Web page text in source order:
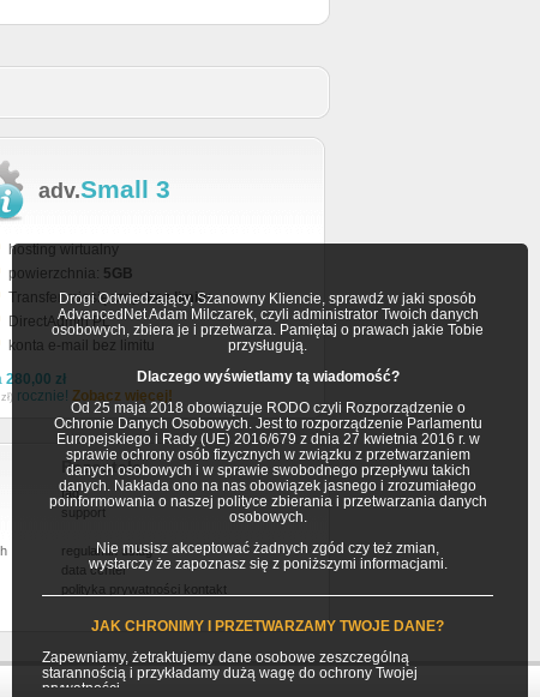
Drogi Odwiedzający, Szanowny Kliencie, sprawdź w jaki sposób
AdvancedNet Adam Milczarek, czyli administrator Twoich danych
osobowych, zbiera je i przetwarza. Pamiętaj o prawach jakie Tobie
przysługują.
Dlaczego wyświetlamy tą wiadomość?
Od 25 maja 2018 obowiązuje RODO czyli Rozporządzenie o
Ochronie Danych Osobowych. Jest to rozporządzenie Parlamentu
Europejskiego i Rady (UE) 2016/679 z dnia 27 kwietnia 2016 r. w
sprawie ochrony osób fizycznych w związku z przetwarzaniem
danych osobowych i w sprawie swobodnego przepływu takich
danych. Nakłada ono na nas obowiązek jasnego i zrozumiałego
poinformowania o naszej polityce zbierania i przetwarzania danych
osobowych.
Nie musisz akceptować żadnych zgód czy też zmian,
wystarczy że zapoznasz się z poniższymi informacjami.
JAK CHRONIMY I PRZETWARZAMY TWOJE DANE?
Zapewniamy, żetraktujemy dane osobowe zeszczególną
starannością i przykładamy dużą wagę do ochrony Twojej
prywatności.
adv.Small 3
hosting wirtualny
powierzchnia: 5GB
Transfer miesięczny:bez limitu
DirectAdmin PL
konta e-mail bez limitu
280,00 zł
rocznie! Zobacz więcej!
Pozostałe
faq
support
regulamin usług
data center
polityka prywatności kontakt